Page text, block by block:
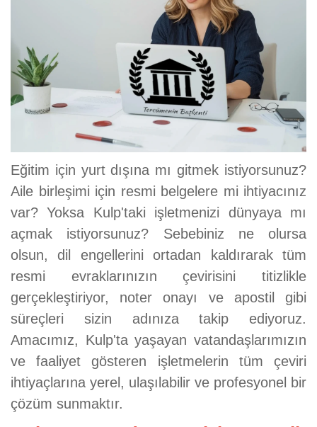
Eğitim için yurt dışına mı gitmek istiyorsunuz?
Aile birleşimi için resmi belgelere mi ihtiyacınız
var? Yoksa Kulp'taki işletmenizi dünyaya mı
açmak istiyorsunuz? Sebebiniz ne olursa
olsun, dil engellerini ortadan kaldırarak tüm
resmi evraklarınızın çevirisini titizlikle
gerçekleştiriyor, noter onayı ve apostil gibi
süreçleri sizin adınıza takip ediyoruz.
Amacımız, Kulp'ta yaşayan vatandaşlarımızın
ve faaliyet gösteren işletmelerin tüm çeviri
ihtiyaçlarına yerel, ulaşılabilir ve profesyonel bir
çözüm sunmaktır.